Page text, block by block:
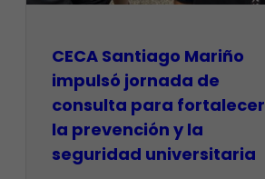
CECA Santiago Mariño
impulsó jornada de
consulta para fortalecer
la prevención y la
seguridad universitaria